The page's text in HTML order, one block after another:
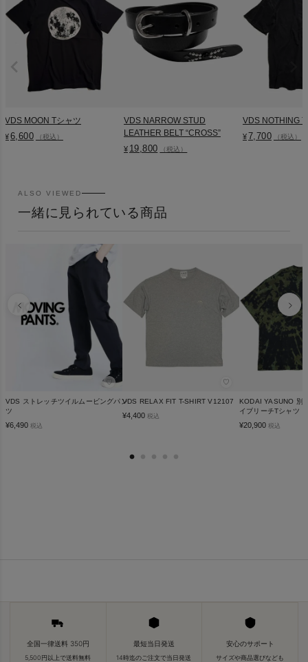
VDS MOON Tシャツ
¥6,600 （税込）
VDS NARROW STUD
LEATHER BELT “CROSS”
¥ 19,800 （税込）
VDS NOTHING
¥7,700 （税込）
ALSO VIEWED
一緒に見られている商品
♡
VDS ストレッチツイルムービングパン
ツ
¥6,490 税込
♡
VDS RELAX FIT T-SHIRT V12107
¥4,400 税込
KODAI YASUNO 別
イブリーチTシャツ
¥20,900 税込
全国一律送料 350円
5,500円以上で送料無料
最短当日発送
14時迄のご注文で当日発送
安心のサポート
サイズや商品選びなども